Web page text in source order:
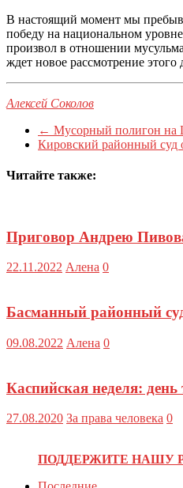
В настоящий момент мы
победу на национальном
произвол в отношении
ждет новое рассмотрение этого
Алексей Соколов
← Мусорный полигон на
Кировский районный суд
Читайте также:
Приговор Андрею
22.11.2022 Алена 0
Басманный районный
09.08.2022 Алена 0
Каспийская неделя: день
27.08.2020 За права человека 0
ПОДДЕРЖИТЕ НАШУ